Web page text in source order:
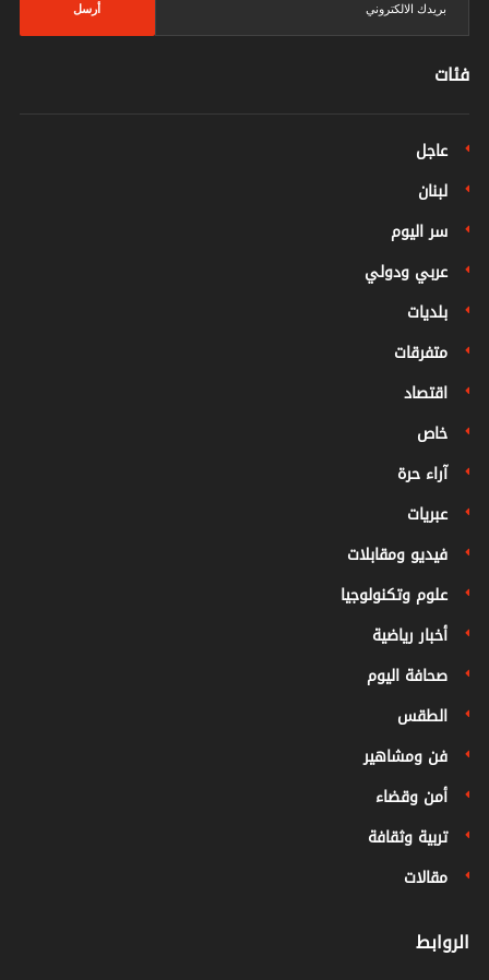
أرسل
فئات
عاجل
لبنان
سر اليوم
عربي ودولي
بلديات
متفرقات
اقتصاد
خاص
آراء حرة
عبريات
فيديو ومقابلات
علوم وتكنولوجيا
أخبار رياضية
صحافة اليوم
الطقس
فن ومشاهير
أمن وقضاء
تربية وثقافة
مقالات
الروابط